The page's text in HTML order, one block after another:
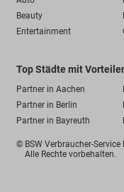
Beauty
Entertainment
Top Städte mit
Partner in Aachen
Partner in Berlin
Partner in Bayreuth
© BSW Verbraucher-Service
Alle Rechte vorbehalten.